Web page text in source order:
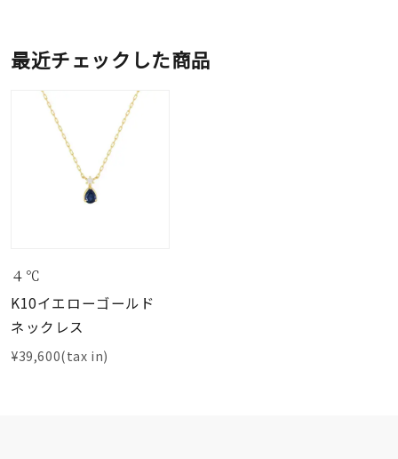
最近チェックした商品
４℃
K10イエローゴールド
ネックレス
¥39,600(tax in)